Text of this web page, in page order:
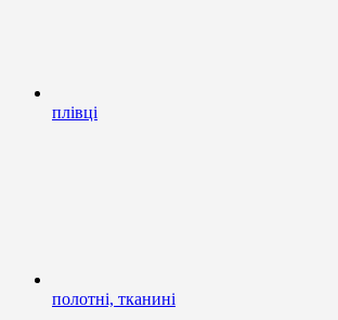
плівці
полотні, тканині